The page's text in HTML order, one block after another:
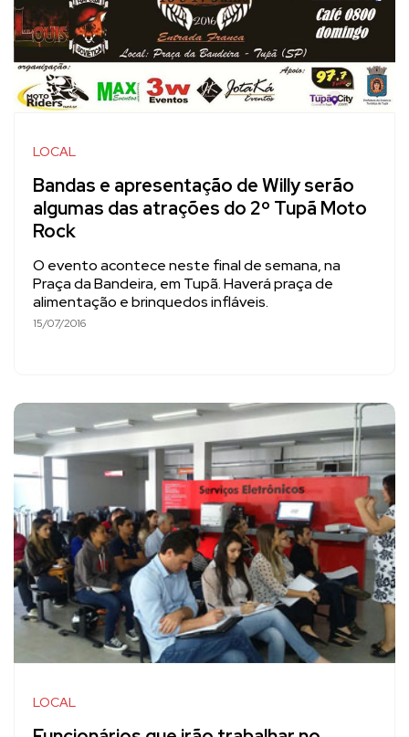
LOCAL
Bandas e apresentação de Willy serão
algumas das atrações do 2º Tupã Moto
Rock
O evento acontece neste final de semana, na
Praça da Bandeira, em Tupã. Haverá praça de
alimentação e brinquedos infláveis.
15/07/2016
LOCAL